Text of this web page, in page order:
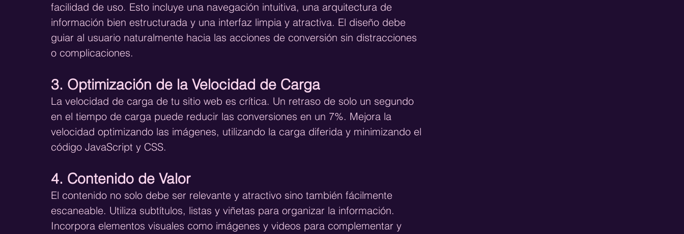
facilidad de uso. Esto incluye una navegación intuitiva, una arquitectura de
información bien estructurada y una interfaz limpia y atractiva. El diseño debe
guiar al usuario naturalmente hacia las acciones de conversión sin distracciones
o complicaciones.
3. Optimización de la Velocidad de Carga
La velocidad de carga de tu sitio web es crítica. Un retraso de solo un segundo
en el tiempo de carga puede reducir las conversiones en un 7%. Mejora la
velocidad optimizando las imágenes, utilizando la carga diferida y minimizando el
código JavaScript y CSS.
4. Contenido de Valor
El contenido no solo debe ser relevante y atractivo sino también fácilmente
escaneable. Utiliza subtítulos, listas y viñetas para organizar la información.
Incorpora elementos visuales como imágenes y videos para complementar y